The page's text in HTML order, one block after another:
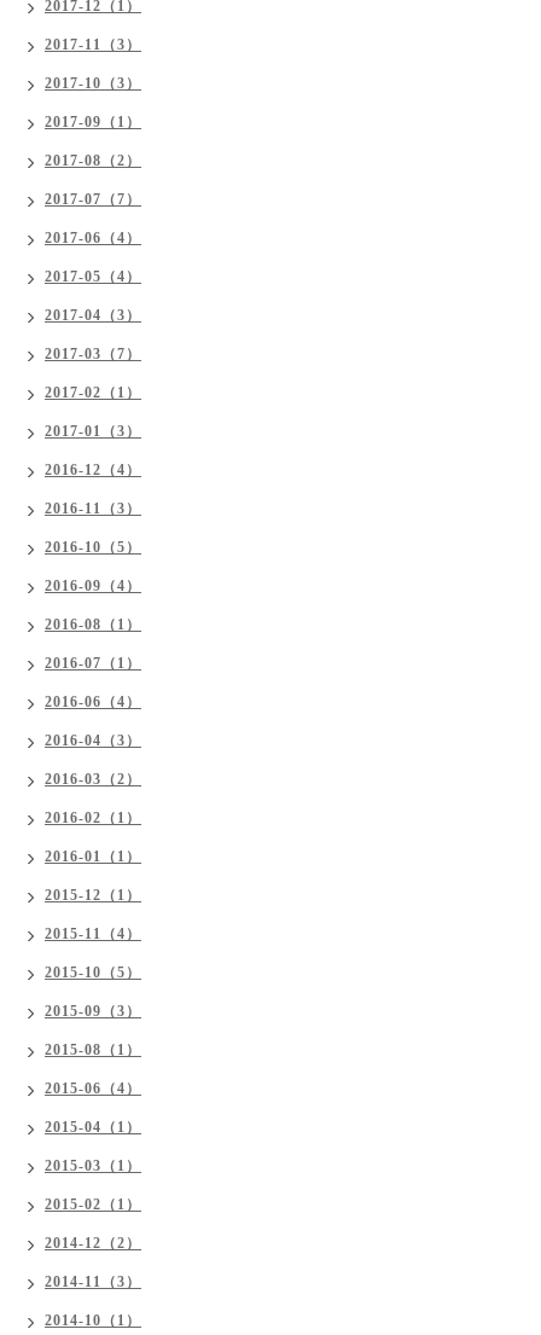
2017-12（1）
2017-11（3）
2017-10（3）
2017-09（1）
2017-08（2）
2017-07（7）
2017-06（4）
2017-05（4）
2017-04（3）
2017-03（7）
2017-02（1）
2017-01（3）
2016-12（4）
2016-11（3）
2016-10（5）
2016-09（4）
2016-08（1）
2016-07（1）
2016-06（4）
2016-04（3）
2016-03（2）
2016-02（1）
2016-01（1）
2015-12（1）
2015-11（4）
2015-10（5）
2015-09（3）
2015-08（1）
2015-06（4）
2015-04（1）
2015-03（1）
2015-02（1）
2014-12（2）
2014-11（3）
2014-10（1）